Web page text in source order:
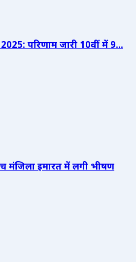
परिणाम जारी 10वीं में 9...
मंजिला इमारत में लगी भीषण